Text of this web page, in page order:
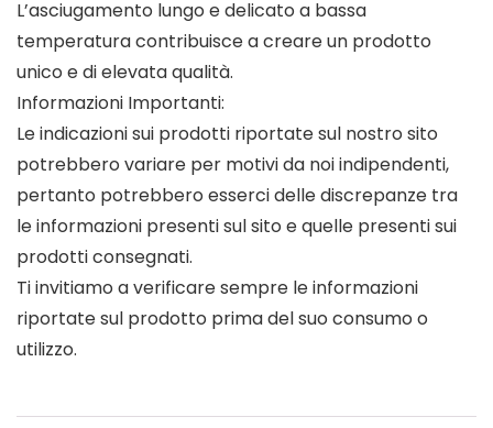
L’asciugamento lungo e delicato a bassa
temperatura contribuisce a creare un prodotto
unico e di elevata qualità.
Informazioni Importanti:
Le indicazioni sui prodotti riportate sul nostro sito
potrebbero variare per motivi da noi indipendenti,
pertanto potrebbero esserci delle discrepanze tra
le informazioni presenti sul sito e quelle presenti sui
prodotti consegnati.
Ti invitiamo a verificare sempre le informazioni
riportate sul prodotto prima del suo consumo o
utilizzo.